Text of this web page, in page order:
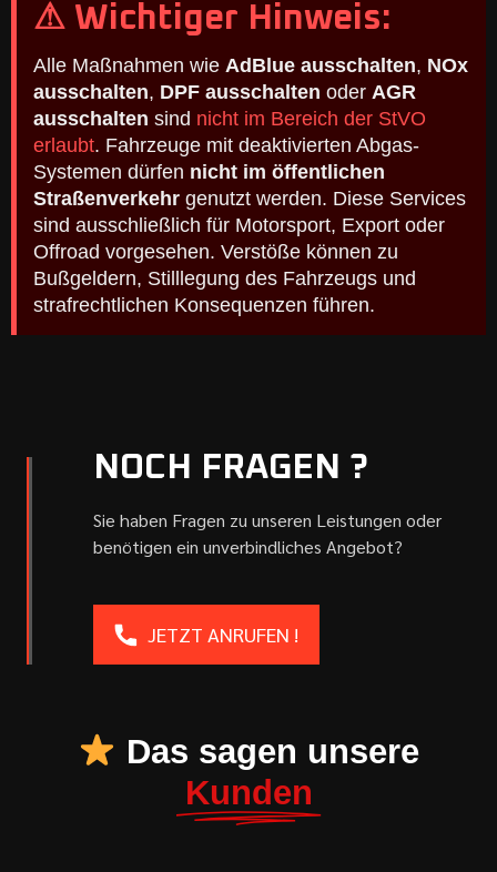
⚠ Wichtiger Hinweis:
Alle Maßnahmen wie AdBlue ausschalten, NOx
ausschalten, DPF ausschalten oder AGR
ausschalten sind nicht im Bereich der StVO
erlaubt. Fahrzeuge mit deaktivierten Abgas-
Systemen dürfen nicht im öffentlichen
Straßenverkehr genutzt werden. Diese Services
sind ausschließlich für Motorsport, Export oder
Offroad vorgesehen. Verstöße können zu
Bußgeldern, Stilllegung des Fahrzeugs und
strafrechtlichen Konsequenzen führen.
NOCH FRAGEN ?
Sie haben Fragen zu unseren Leistungen oder
benötigen ein unverbindliches Angebot?
JETZT ANRUFEN !
Das sagen unsere
Kunden